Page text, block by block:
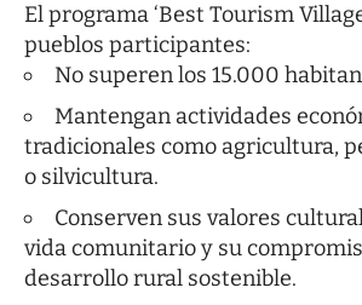
El programa ‘Best Tourism
pueblos participantes:
No superen los 15.000
Mantengan actividades
tradicionales como agricultura,
o silvicultura.
Conserven sus valores
vida comunitario y su
desarrollo rural sostenible.